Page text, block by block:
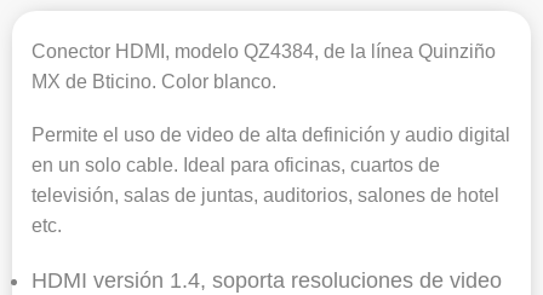
Conector HDMI, modelo QZ4384, de la línea Quinziño
MX de Bticino. Color blanco.
Permite el uso de video de alta definición y audio digital
en un solo cable. Ideal para oficinas, cuartos de
televisión, salas de juntas, auditorios, salones de hotel
etc.
HDMI versión 1.4, soporta resoluciones de video